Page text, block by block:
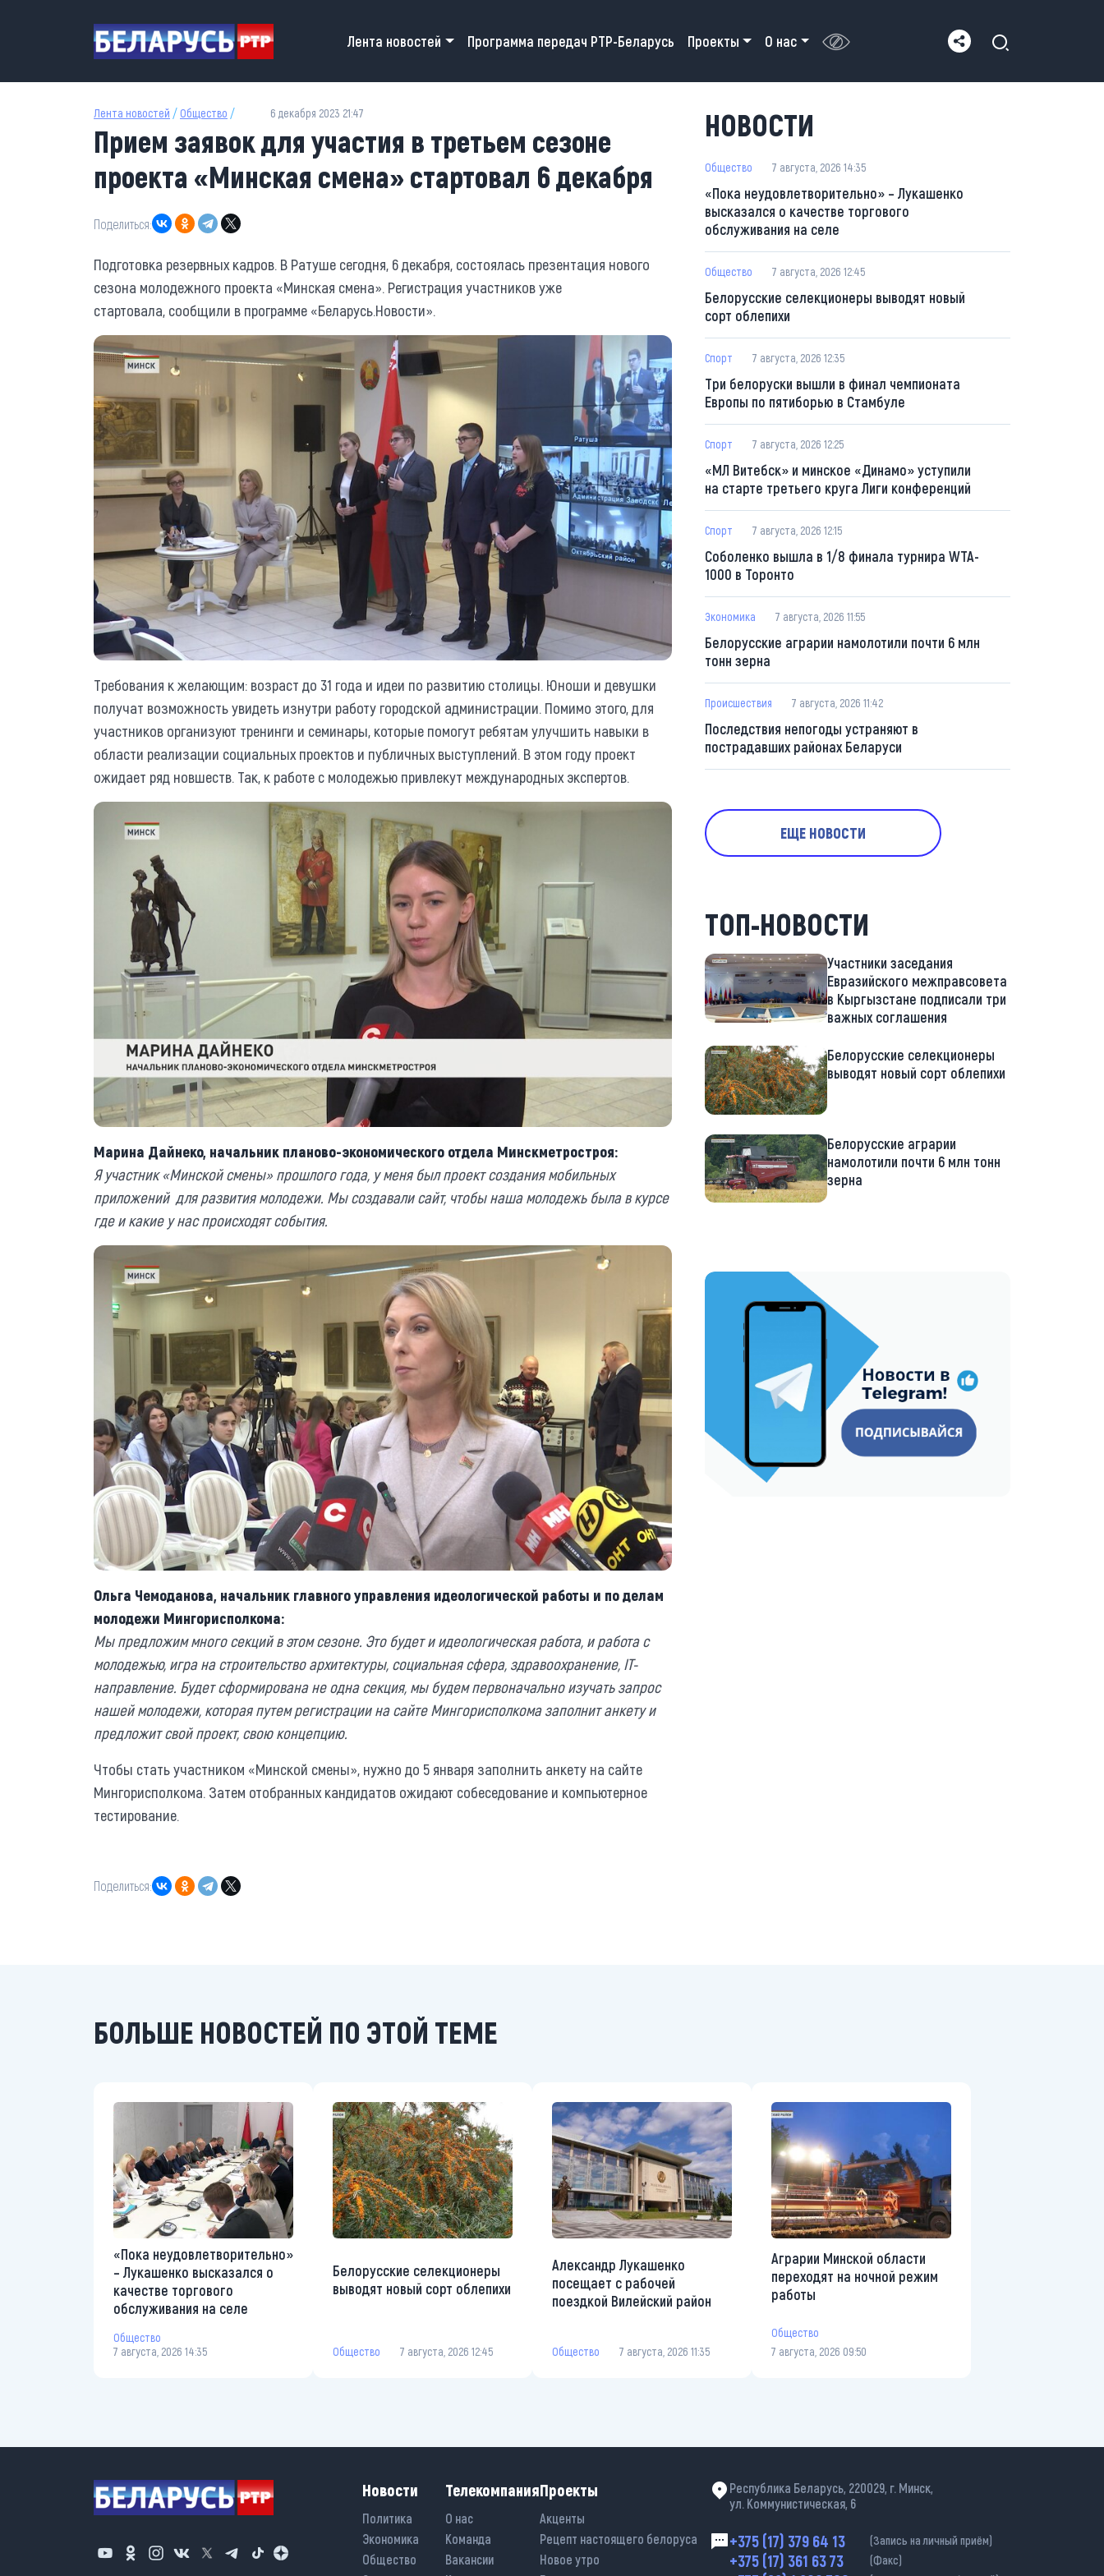
Main navigation
Лента новостей Программа передач РТР-Беларусь Проекты О нас
Лента новостей / Общество / 6 декабря 2023 21:47
Прием заявок для участия в третьем сезоне
проекта «Минская смена» стартовал 6 декабря
Поделиться:
Подготовка резервных кадров. В Ратуше сегодня, 6 декабря, состоялась презентация нового
сезона молодежного проекта «Минская смена». Регистрация участников уже
стартовала, сообщили в программе «Беларусь.Новости».
Требования к желающим: возраст до 31 года и идеи по развитию столицы. Юноши и девушки
получат возможность увидеть изнутри работу городской администрации. Помимо этого, для
участников организуют тренинги и семинары, которые помогут ребятам улучшить навыки в
области реализации социальных проектов и публичных выступлений. В этом году проект
ожидает ряд новшеств. Так, к работе с молодежью привлекут международных экспертов.
Марина Дайнеко, начальник планово-экономического отдела Минскметростроя:
Я участник «Минской смены» прошлого года, у меня был проект создания мобильных
приложений для развития молодежи. Мы создавали сайт, чтобы наша молодежь была в курсе
где и какие у нас происходят события.
Ольга Чемоданова, начальник главного управления идеологической работы и по делам
молодежи Мингорисполкома:
Мы предложим много секций в этом сезоне. Это будет и идеологическая работа, и работа с
молодежью, игра на строительство архитектуры, социальная сфера, здравоохранение, IT-
направление. Будет сформирована не одна секция, мы будем первоначально изучать запрос
нашей молодежи, которая путем регистрации на сайте Мингорисполкома заполнит анкету и
предложит свой проект, свою концепцию.
Чтобы стать участником «Минской смены», нужно до 5 января заполнить анкету на сайте
Мингорисполкома. Затем отобранных кандидатов ожидают собеседование и компьютерное
тестирование.
Поделиться:
НОВОСТИ
Общество 7 августа, 2026 14:35
«Пока неудовлетворительно» – Лукашенко
высказался о качестве торгового
обслуживания на селе
Общество 7 августа, 2026 12:45
Белорусские селекционеры выводят новый
сорт облепихи
Спорт 7 августа, 2026 12:35
Три белоруски вышли в финал чемпионата
Европы по пятиборью в Стамбуле
Спорт 7 августа, 2026 12:25
«МЛ Витебск» и минское «Динамо» уступили
на старте третьего круга Лиги конференций
Спорт 7 августа, 2026 12:15
Соболенко вышла в 1/8 финала турнира WTA-
1000 в Торонто
Экономика 7 августа, 2026 11:55
Белорусские аграрии намолотили почти 6 млн
тонн зерна
Происшествия 7 августа, 2026 11:42
Последствия непогоды устраняют в
пострадавших районах Беларуси
ЕЩЕ НОВОСТИ
ТОП-НОВОСТИ
Участники заседания
Евразийского межправсовета
в Кыргызстане подписали три
важных соглашения
Белорусские селекционеры
выводят новый сорт облепихи
Белорусские аграрии
намолотили почти 6 млн тонн
зерна
https://t.me/minskctvby
БОЛЬШЕ НОВОСТЕЙ ПО ЭТОЙ ТЕМЕ
«Пока неудовлетворительно»
– Лукашенко высказался о
качестве торгового
обслуживания на селе
Общество
7 августа, 2026 14:35
Белорусские селекционеры
выводят новый сорт облепихи
Общество 7 августа, 2026 12:45
Александр Лукашенко
посещает с рабочей
поездкой Вилейский район
Общество 7 августа, 2026 11:35
Аграрии Минской области
переходят на ночной режим
работы
Общество
7 августа, 2026 09:50
Новости
Политика
Экономика
Общество
Телекомпания
О нас
Команда
Вакансии
Проекты
Акценты
Рецепт настоящего белоруса
Новое утро
Республика Беларусь, 220029, г. Минск,
ул. Коммунистическая, 6
+375 (17) 379 64 13 (Запись на личный приём)
+375 (17) 361 63 73 (Факс)